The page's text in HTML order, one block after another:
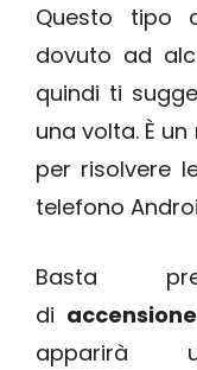
Questo tipo
dovuto ad
quindi ti
una volta. È
per risolvere
telefono
Basta
di accensione
apparirà